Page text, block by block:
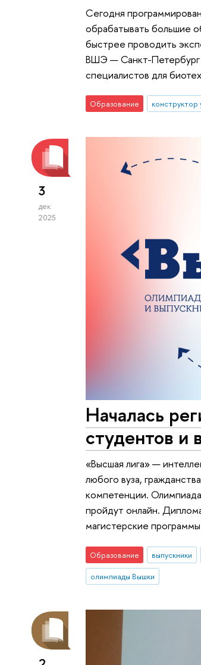
Сегодня
обрабатывать большие
быстрее проводить
ВШЭ — Санкт-Петербург
специалистов для
Образование конструктор
3
дек
2025
Началась
студентов и
«Высшая лига» —
любого вуза,
компетенции.
пройдут онлайн.
магистерские
Образование выпускники
олимпиады Вышки